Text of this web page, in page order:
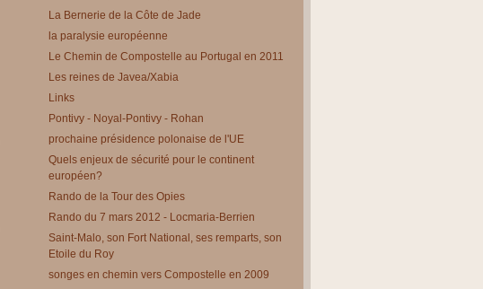
La Bernerie de la Côte de Jade
la paralysie européenne
Le Chemin de Compostelle au Portugal en 2011
Les reines de Javea/Xabia
Links
Pontivy - Noyal-Pontivy - Rohan
prochaine présidence polonaise de l'UE
Quels enjeux de sécurité pour le continent
européen?
Rando de la Tour des Opies
Rando du 7 mars 2012 - Locmaria-Berrien
Saint-Malo, son Fort National, ses remparts, son
Etoile du Roy
songes en chemin vers Compostelle en 2009